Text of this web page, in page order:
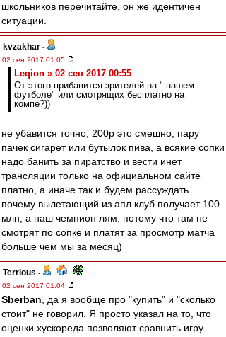
школьников перечитайте, он же идентичен
ситуации.
kvzakhar -
02 сен 2017 01:05
Leqion » 02 сен 2017 00:55
От этого прибавится зрителей на " нашем
футболе" или смотрящих бесплатно на
компе?))
не убавится точно, 200р это смешно, пару
пачек сигарет или бутылок пива, а всякие сопки
надо банить за пиратство и вести инет
трансляции только на официальном сайте
платно, а иначе так и будем рассуждать
почему вылетающий из апл клуб получает 100
млн, а наш чемпион лям. потому что там не
смотрят по сопке и платят за просмотр матча
больше чем мы за месяц)
Terrious -
02 сен 2017 01:04
Sberban , да я вообще про "купить" и "сколько
стоит" не говорил. Я просто указал на то, что
оценки хускореда позволяют сравнить игру